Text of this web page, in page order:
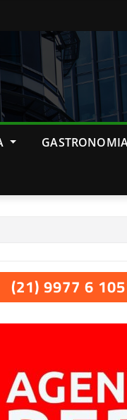
(21) 9977 6